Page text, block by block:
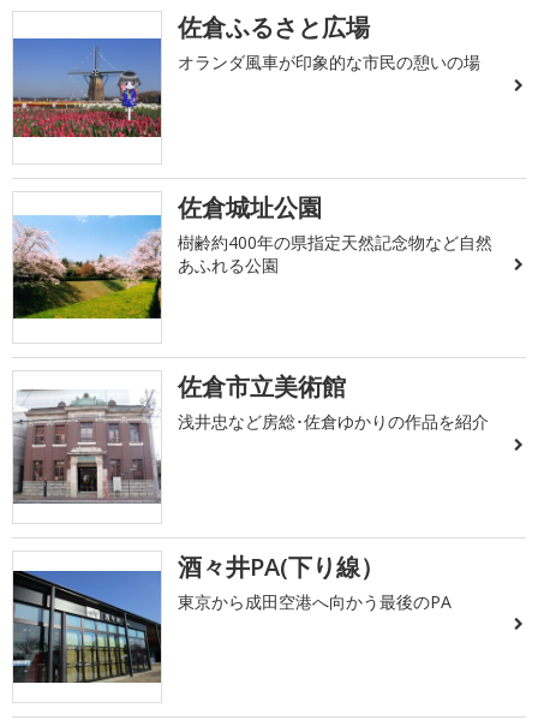
佐倉ふるさと広場
オランダ風車が印象的な市民の憩いの場
佐倉城址公園
樹齢約400年の県指定天然記念物など自然
あふれる公園
佐倉市立美術館
浅井忠など房総･佐倉ゆかりの作品を紹介
酒々井PA(下り線）
東京から成田空港へ向かう最後のPA